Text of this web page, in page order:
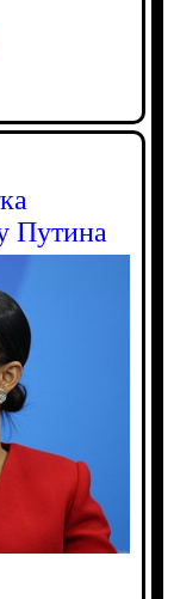
Путина